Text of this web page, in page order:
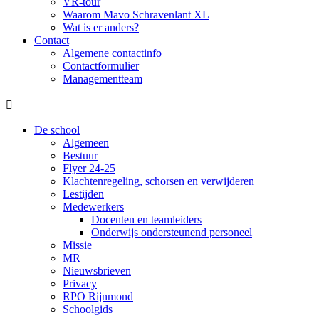
Waarom Mavo Schravenlant XL
Wat is er anders?
Contact
Algemene contactinfo
Contactformulier
Managementteam

De school
Algemeen
Bestuur
Flyer 24-25
Klachtenregeling, schorsen en verwijderen
Lestijden
Medewerkers
Docenten en teamleiders
Onderwijs ondersteunend personeel
Missie
MR
Nieuwsbrieven
Privacy
RPO Rijnmond
Schoolgids